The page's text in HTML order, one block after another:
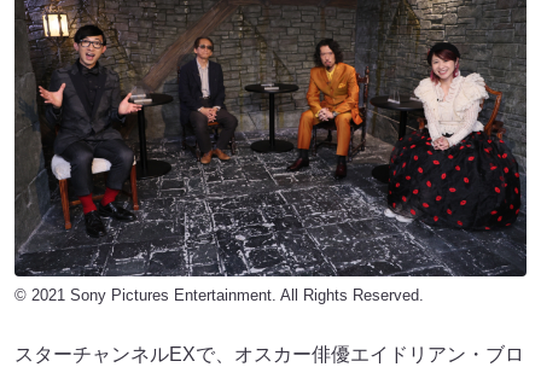
© 2021 Sony Pictures Entertainment. All Rights Reserved.
スターチャンネルEXで、オスカー俳優エイドリアン・ブロ